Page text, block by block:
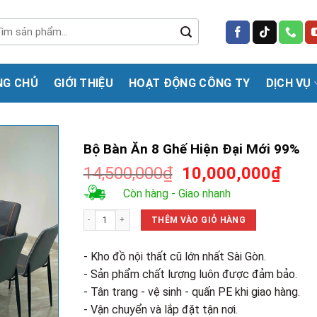
CHỦ GIỚI THIỆU HOẠT ĐỘNG CÔNG TY DỊCH VỤ
Bộ Bàn Ăn 8 Ghế Hiện Đại Mới 99%
14,500,000₫ Giá
gốc
là:
14,500,000₫.
10,000,000₫Giá
Còn hàng - Giao nhanh
Bộ Bàn Ăn 8 Ghế Hiện Đại Mới 99% số lượng
THÊM VÀO GIỎ HÀNG
- Kho đồ nội thất cũ lớn nhất Sài Gòn.
- Sản phẩm chất lượng luôn được đảm bảo.
- Tân trang - vệ sinh - quấn PE khi giao hàng.
- Vận chuyển và lắp đặt tận nơi.